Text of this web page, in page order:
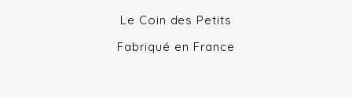
Le Coin des Petits
Fabriqué en France